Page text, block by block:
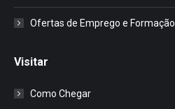
Ofertas de Emprego e Formação
Visitar
Como Chegar